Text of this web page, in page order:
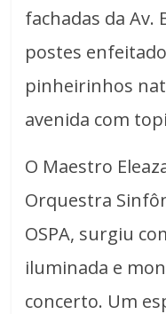
fachadas da Av.
postes
pinheirinhos
avenida com
O Maestro
Orquestra
OSPA, surgiu
iluminada e
concerto. Um